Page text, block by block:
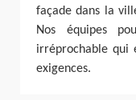
façade dans la
Nos équipes
irréprochable qui
exigences.